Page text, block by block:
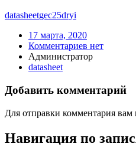
datasheetgec25dryi
17 марта, 2020
Комментариев нет
Администратор
datasheet
Добавить комментарий
Для отправки комментария вам
Навигация по